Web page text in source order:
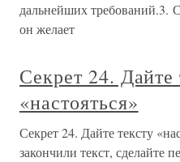
дальнейших требований.3.
он желает
Секрет 24. Дайте
«настояться»
Секрет 24. Дайте тексту
закончили текст, сделайте